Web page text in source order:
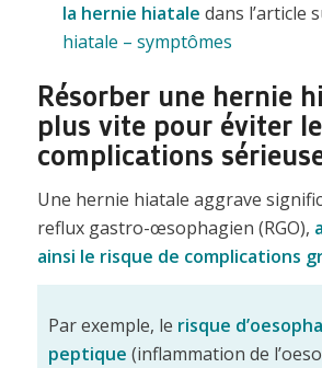
la hernie hiatale dans l’article
hiatale – symptômes
Résorber une hernie
plus vite pour éviter
complications
Une hernie hiatale aggrave
reflux gastro-œsophagien (RGO),
ainsi le risque de complications
Par exemple, le risque d’
peptique (inflammation de